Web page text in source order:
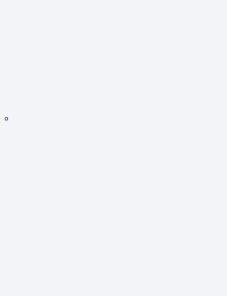
。